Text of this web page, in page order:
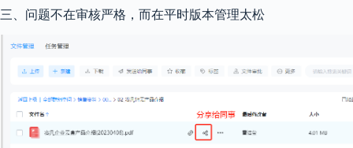
三、问题不在审核严格，而在平时版本管理太松